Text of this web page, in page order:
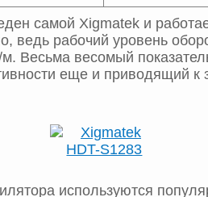
самой Xigmatek и
ведь рабочий уровень
м. Весьма весомый
еще и приводящий к
используются